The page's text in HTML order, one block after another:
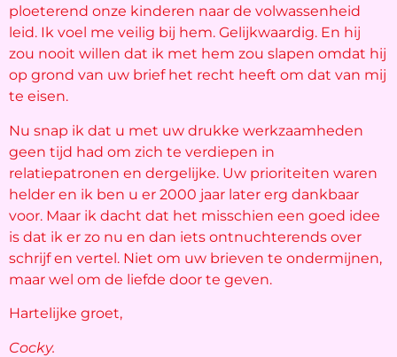
ploeterend onze kinderen naar de volwassenheid
leid. Ik voel me veilig bij hem. Gelijkwaardig. En hij
zou nooit willen dat ik met hem zou slapen omdat hij
op grond van uw brief het recht heeft om dat van mij
te eisen.
Nu snap ik dat u met uw drukke werkzaamheden
geen tijd had om zich te verdiepen in
relatiepatronen en dergelijke. Uw prioriteiten waren
helder en ik ben u er 2000 jaar later erg dankbaar
voor. Maar ik dacht dat het misschien een goed idee
is dat ik er zo nu en dan iets ontnuchterends over
schrijf en vertel. Niet om uw brieven te ondermijnen,
maar wel om de liefde door te geven.
Hartelijke groet,
Cocky.